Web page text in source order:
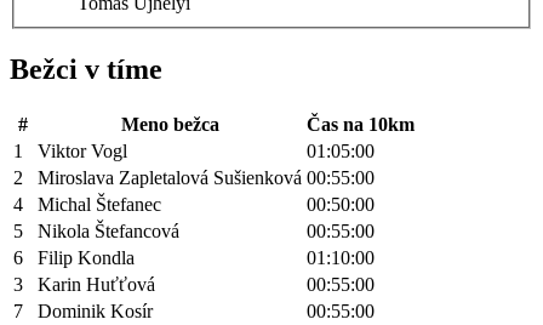
Bežci v tíme
# Meno bežca
Čas na 10km
1
Viktor Vogl
01:05:00
2
Miroslava Zapletalová Sušienková 00:55:00
4
Michal Štefanec
00:50:00
5
Nikola Štefancová
00:55:00
6
Filip Kondla
01:10:00
3
Karin Huťťová
00:55:00
7
Dominik Kosír
00:55:00